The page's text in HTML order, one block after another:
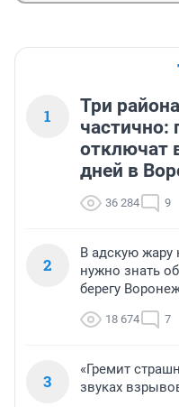
1
Три
частично:
отключат
дней в
36 284 9
2
В адскую жару
нужно знать
берегу
18 674 7
3
«Гремит
звуках